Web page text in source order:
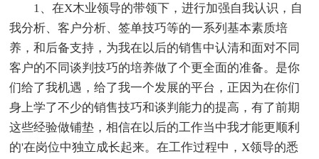
1、在X木业领导的带领下，进行加强自我认识，自
我分析、客户分析、签单技巧等的一系列基本素质培
养，和后备支持，为我在以后的销售中认清和面对不同
客户的不同谈判技巧的培养做了个更全面的准备。是你
们给了我机遇，给了我一个发展的平台，正因为在你们
身上学了不少的销售技巧和谈判能力的提高，有了前期
这些经验做铺垫，相信在以后的工作当中我才能更顺利
的'在岗位中独立成长起来。在工作过程中，X领导的悉